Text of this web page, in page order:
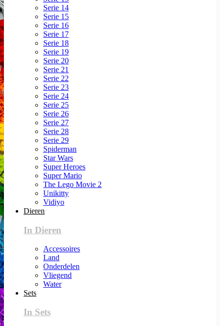
Serie 14
Serie 15
Serie 16
Serie 17
Serie 18
Serie 19
Serie 20
Serie 21
Serie 22
Serie 23
Serie 24
Serie 25
Serie 26
Serie 27
Serie 28
Serie 29
Spiderman
Star Wars
Super Heroes
Super Mario
The Lego Movie 2
Unikitty
Vidiyo
Dieren
In Dieren
Accessoires
Land
Onderdelen
Vliegend
Water
Sets
In Sets